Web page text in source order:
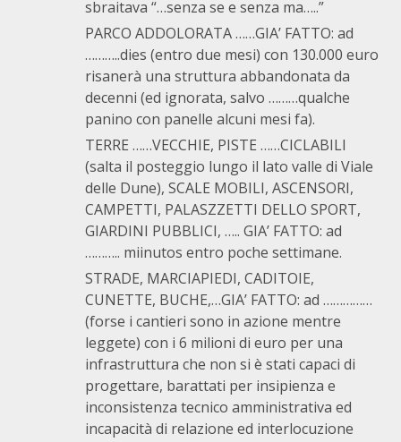
sbraitava “…senza se e senza ma…..”
PARCO ADDOLORATA ……GIA’ FATTO: ad
………..dies (entro due mesi) con 130.000 euro
risanerà una struttura abbandonata da
decenni (ed ignorata, salvo ………qualche
panino con panelle alcuni mesi fa).
TERRE ……VECCHIE, PISTE ……CICLABILI
(salta il posteggio lungo il lato valle di Viale
delle Dune), SCALE MOBILI, ASCENSORI,
CAMPETTI, PALASZZETTI DELLO SPORT,
GIARDINI PUBBLICI, ….. GIA’ FATTO: ad
……….. miinutos entro poche settimane.
STRADE, MARCIAPIEDI, CADITOIE,
CUNETTE, BUCHE,…GIA’ FATTO: ad ……………
(forse i cantieri sono in azione mentre
leggete) con i 6 milioni di euro per una
infrastruttura che non si è stati capaci di
progettare, barattati per insipienza e
inconsistenza tecnico amministrativa ed
incapacità di relazione ed interlocuzione